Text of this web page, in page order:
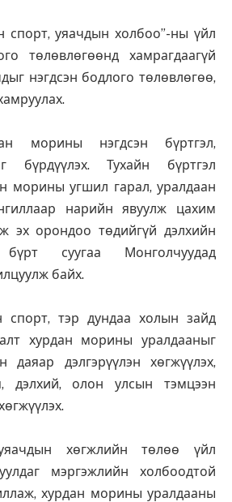
уяачдын холбоо”-ны үйл
төлөвлөгөөнд хамрагдаагүй
нэгдсэн бодлого төлөвлөгөө,
морины нэгдсэн бүртгэл,
бүрдүүлэх. Тухайн бүртгэл
морины угшил гарал, уралдаан
нарийн явуулж цахим
эх орондоо төдийгүй дэлхийн
суугаа Монголчуудад
байх.
тэр дундаа холын зайд
хурдан морины уралдааныг
даяар дэлгэрүүлэн хөгжүүлэх,
дэлхий, олон улсын тэмцээн
хөгжлийн төлөө үйл
мэргэжлийн холбоодтой
хурдан морины уралдааны